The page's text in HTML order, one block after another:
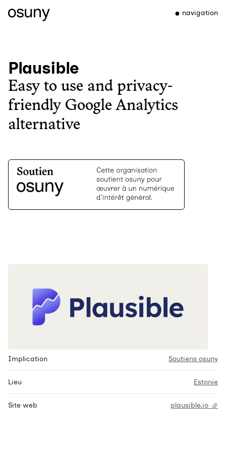
navigation
Plausible
Easy to use and privacy-
friendly Google Analytics
alternative
Implication Soutiens osuny
Lieu Estonie
Site web plausible.io -